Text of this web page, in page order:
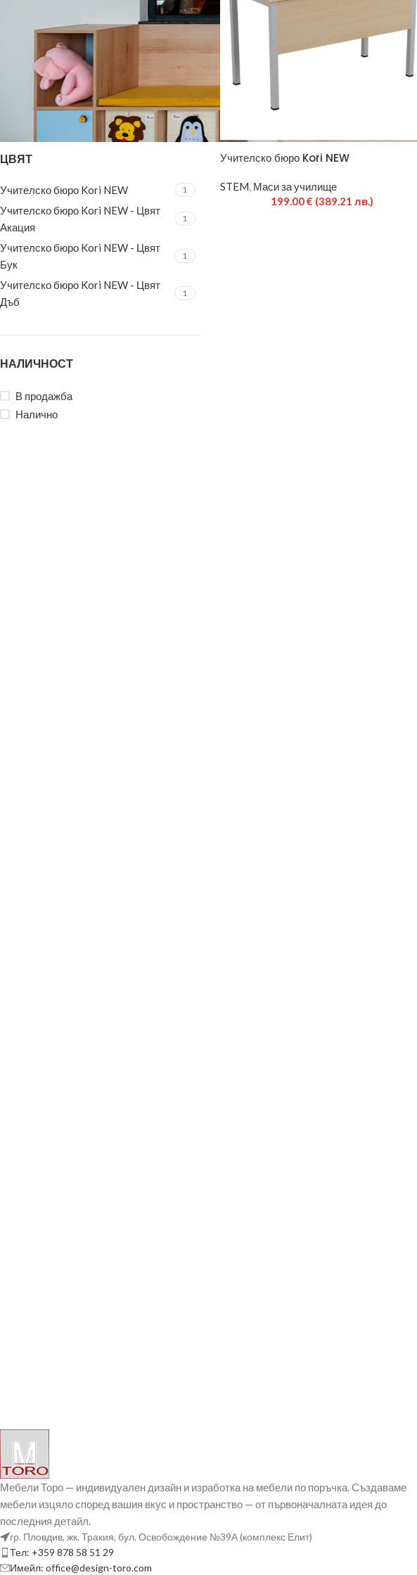
ЦВЯТ
Учителско бюро Kori NEW 1
Учителско бюро Kori NEW - Цвят
Акация
1
Учителско бюро Kori NEW - Цвят
Бук
1
Учителско бюро Kori NEW - Цвят
Дъб
1
НАЛИЧНОСТ
В продажба
Налично
Учителско бюро Kori NEW
STEM, Маси за училище
199.00€ (389.21 лв.)
Мебели Торо — индивидуален дизайн и изработка на мебели по поръчка. Създаваме
мебели изцяло според вашия вкус и пространство — от първоначалната идея до
последния детайл.
гр. Пловдив, жк. Тракия, бул. Освобождение №39А (комплекс Елит)
Тел: +359 878 58 51 29
Имейл: office@design-toro.com